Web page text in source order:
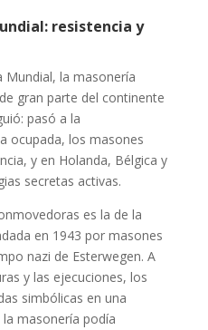
resistencia y
Mundial, la masonería
gran parte del continente
pasó a la
ocupada, los masones
y en Holanda, Bélgica y
secretas activas.
es la de la
en 1943 por masones
nazi de Esterwegen. A
y las ejecuciones, los
simbólicas en una
masonería podía